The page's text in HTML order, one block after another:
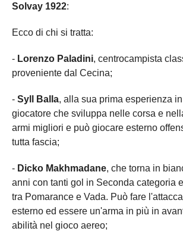
Solvay 1922:
Ecco di chi si tratta:
- Lorenzo Paladini, centrocampista
proveniente dal Cecina;
- Syll Balla, alla sua prima esperienza
giocatore che sviluppa nelle corsa e
armi migliori e può giocare esterno
tutta fascia;
- Dicko Makhmadane, che torna in
anni con tanti gol in Seconda categoria
tra Pomarance e Vada. Può fare
esterno ed essere un'arma in più in
abilità nel gioco aereo;